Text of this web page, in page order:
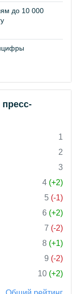
до 10 000
пресс-
1
2
3
4 (+2)
5 (-1)
6 (+2)
7 (-2)
8 (+1)
9 (-2)
10 (+2)